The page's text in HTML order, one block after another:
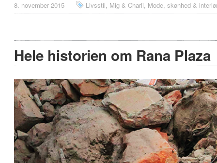
8. november 2015 Livsstil, Mig & Charli, Mode, skønhed &
Hele historien om Rana Plaza